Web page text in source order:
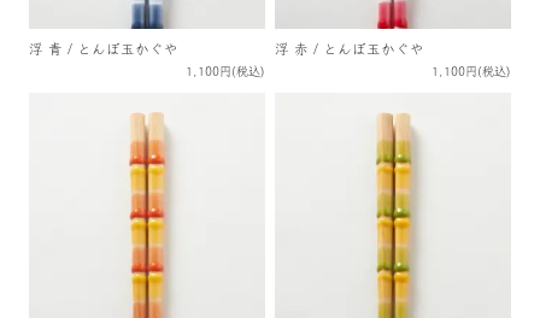
浮 青 / とんぼ玉かぐや
1,100円(税込)
浮 赤 / とんぼ玉かぐや
1,100円(税込)